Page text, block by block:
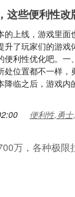
这些便利性改
的上线，游戏里面
升了玩家们的游戏
便利性优化吧。一
处位置都不一样，
降临之后，游戏内
便利性,勇